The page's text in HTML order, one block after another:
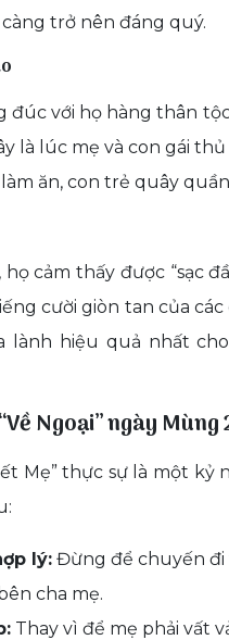
càng trở nên đáng quý.
đúc với họ hàng thân
là lúc mẹ và con gái
ăn, con trẻ quây
cảm thấy được “sạc
cười giòn tan của
lành hiệu quả nhất
Ngoại” ngày Mùng
Mẹ” thực sự là một
lý: Đừng để chuyến đi
cha mẹ.
Thay vì để mẹ phải vất